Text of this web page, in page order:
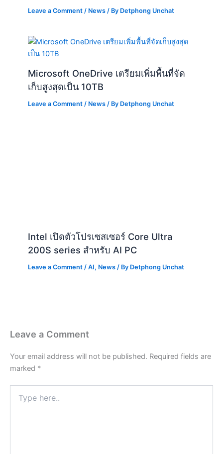
Leave a Comment / News / By Detphong Unchat
Microsoft OneDrive เตรียมเพิ่มพื้นที่จัด
เก็บสูงสุดเป็น 10TB
Leave a Comment / News / By Detphong Unchat
Intel เปิดตัวโปรเซสเซอร์ Core Ultra
200S series สำหรับ AI PC
Leave a Comment /AI, News / By Detphong Unchat
Leave a Comment
Your email address will not be published. Required fields are
marked *
here..